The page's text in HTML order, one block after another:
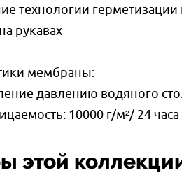
технологии
рукавах
мембраны:
давлению водяного
10000 г/м²/ 24 часа
этой